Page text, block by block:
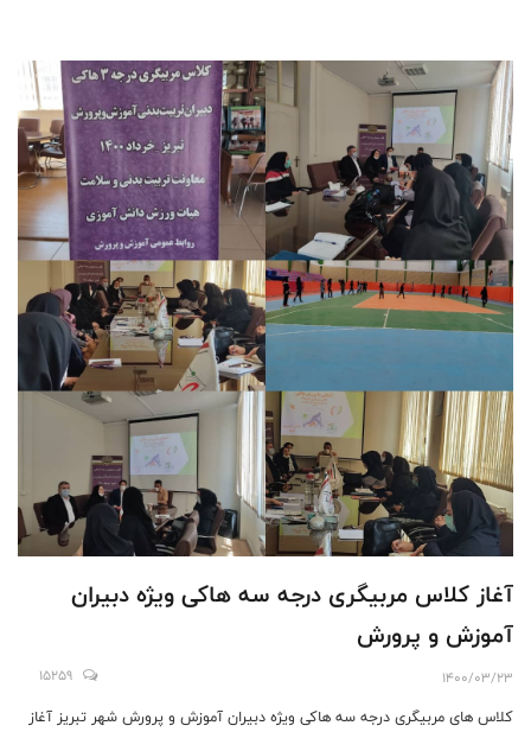
آغاز کلاس مربیگری درجه سه هاکی ویژه دبیران
آموزش و پرورش
1400/03/23
15259
کلاس های مربیگری درجه سه هاکی ویژه دبیران آموزش و پرورش شهر تبریز آغاز